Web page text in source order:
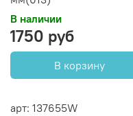
В наличии
1750 руб
В корзину
арт: 137655W